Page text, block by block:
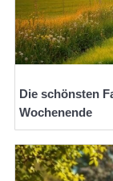
Die schönsten
Wochenende